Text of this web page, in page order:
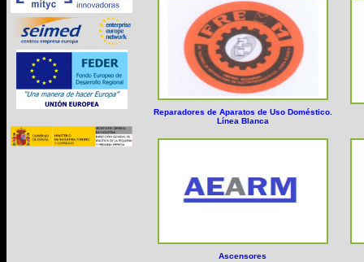
Reparadores de Aparatos de Uso Doméstico.
Línea Blanca
Ascensores